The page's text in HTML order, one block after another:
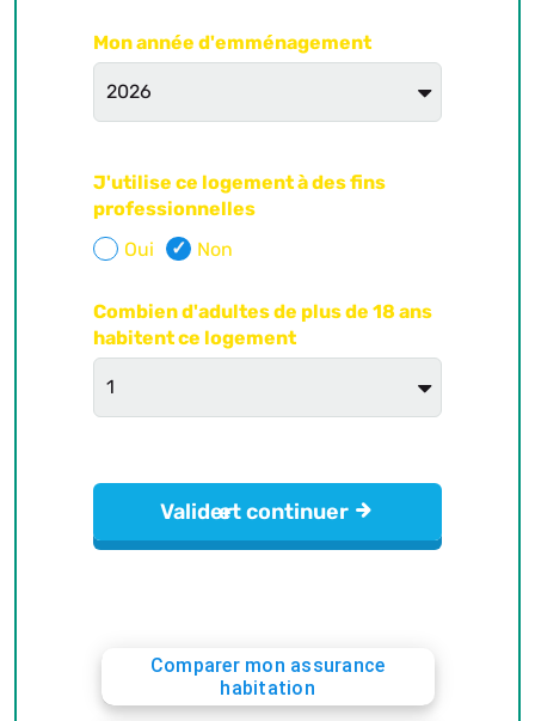
Comparer mon assurance
habitation